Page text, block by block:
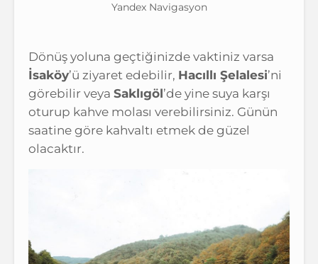
Yandex Navigasyon
Dönüş yoluna geçtiğinizde vaktiniz varsa
İsaköy’ü ziyaret edebilir, Hacıllı Şelalesi’ni
görebilir veya Saklıgöl’de yine suya karşı
oturup kahve molası verebilirsiniz. Günün
saatine göre kahvaltı etmek de güzel
olacaktır.